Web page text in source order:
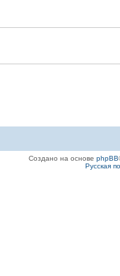
Создано на основе phpBB
Русская